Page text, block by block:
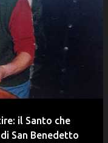
il Santo che
San Benedetto